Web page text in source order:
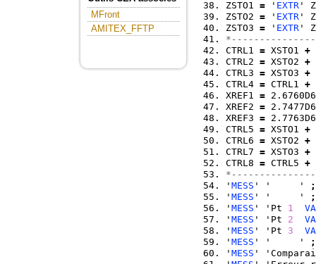
MFront
AMITEX_FFTP
ZSTO1 = ' EXTR '
ZSTO2 = ' EXTR '
ZSTO3 = ' EXTR '
CTRL1 = XSTO1 +
CTRL2 = XSTO2 +
CTRL3 = XSTO3 +
CTRL4 = CTRL1 +
XREF1 =
XREF2 =
XREF3 =
CTRL5 = XSTO1 +
CTRL6 = XSTO2 +
CTRL7 = XSTO3 +
CTRL8 = CTRL5 +
' MESS ' '     '
;
' MESS ' '     '
;
' MESS ' 'Pt 1
' MESS ' 'Pt 2
' MESS ' 'Pt 3
' MESS ' '     '
;
' MESS '